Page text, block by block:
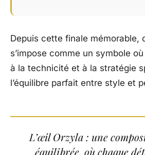
Depuis cette finale mémorable,
s’impose comme un symbole
à la technicité et à la stratégie
l’équilibre parfait entre style et
L’œil Orzyla : une
équilibrée, où chaque